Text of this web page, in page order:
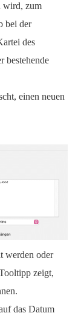
wird, zum
bei der
des
bestehende
einen neuen
werden oder
zeigt,
das Datum